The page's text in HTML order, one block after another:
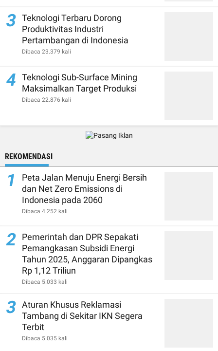
3 Teknologi Terbaru Dorong
Produktivitas Industri
Pertambangan di Indonesia
Dibaca 23.379 kali
4
Teknologi Sub-Surface Mining
Maksimalkan Target Produksi
Dibaca 22.876 kali
REKOMENDASI
1
Peta Jalan Menuju Energi Bersih
dan Net Zero Emissions di
Indonesia pada 2060
Dibaca 4.252 kali
2
Pemerintah dan DPR Sepakati
Pemangkasan Subsidi Energi
Tahun 2025, Anggaran Dipangkas
Rp 1,12 Triliun
Dibaca 5.033 kali
3 Aturan Khusus Reklamasi
Tambang di Sekitar IKN Segera
Terbit
Dibaca 5.035 kali